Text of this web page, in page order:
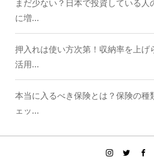
まだ少ない？日本で投資している人
に増...
押入れは使い方次第！収納率を上げ
活用...
本当に入るべき保険とは？保険の種
ェッ...